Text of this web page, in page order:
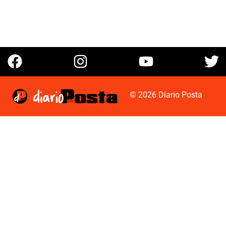
© 2026 Diario Posta